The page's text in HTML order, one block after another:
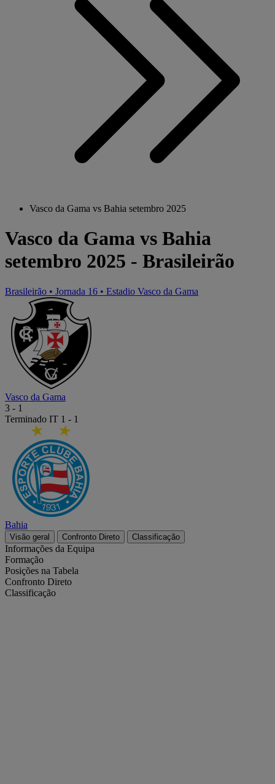
Vasco da Gama vs Bahia setembro 2025
Vasco da Gama vs Bahia
setembro 2025 - Brasileirão
Brasileirão • Jornada 16 • Estadio Vasco da Gama
Vasco da Gama
3 - 1
Terminado IT 1 - 1
Bahia
Visão geral Confronto Direto Classificação
Informações da Equipa
Formação
Posições na Tabela
Confronto Direto
Classificação